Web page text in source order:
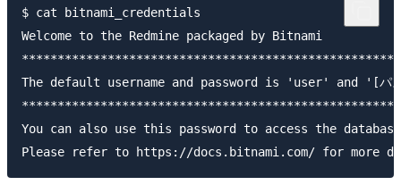
$ cat bitnami_credentials
Welcome to the Redmine packaged by Bitnami
The default username and password is 'user' and '[パ
You can also use this password to access the